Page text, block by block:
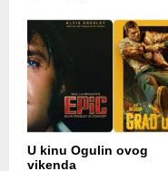
U kinu Ogulin ovog
vikenda